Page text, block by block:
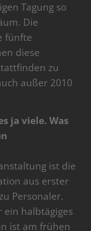
Tagung so
Die
fünfte
diese
zu
außer 2010
ja viele. Was
ist die
aus erster
Personaler.
halbtägiges
ist am frühen